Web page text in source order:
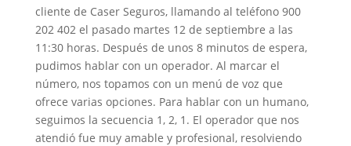
cliente de Caser Seguros, llamando al teléfono 900
202 402 el pasado martes 12 de septiembre a las
11:30 horas. Después de unos 8 minutos de espera,
pudimos hablar con un operador. Al marcar el
número, nos topamos con un menú de voz que
ofrece varias opciones. Para hablar con un humano,
seguimos la secuencia 1, 2, 1. El operador que nos
atendió fue muy amable y profesional, resolviendo